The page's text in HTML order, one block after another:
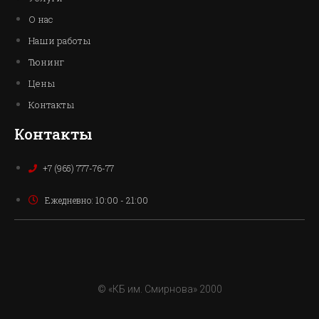
О нас
Наши работы
Тюнинг
Цены
Контакты
Контакты
+7 (965) 777-76-77
Ежедневно: 10:00 - 21:00
© «КБ им. Смирнова» 2000